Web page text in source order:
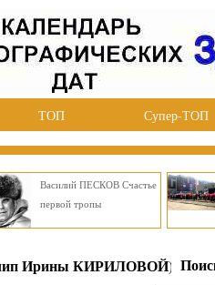
ТОП Супер-ТОП
Василий ПЕСКОВ Счастье
первой тропы
Ирины КИРИЛОВОЙ) -